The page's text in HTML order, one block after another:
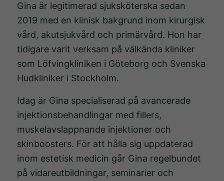
Gina är legitimerad sjuksköterska sedan
2019 med en klinisk bakgrund inom kirurgisk
vård, akutsjukvård och primärvård. Hon har
tidigare varit verksam på välkända kliniker
som Löfvingkliniken i Göteborg och Svenska
Hudkliniker i Stockholm.
Idag är Gina specialiserad på avancerade
injektionsbehandlingar med fillers,
muskelavslappnande injektioner och
skinboosters. För att hålla sig uppdaterad
inom estetisk medicin går Gina regelbundet
på vidareutbildningar, seminarier och